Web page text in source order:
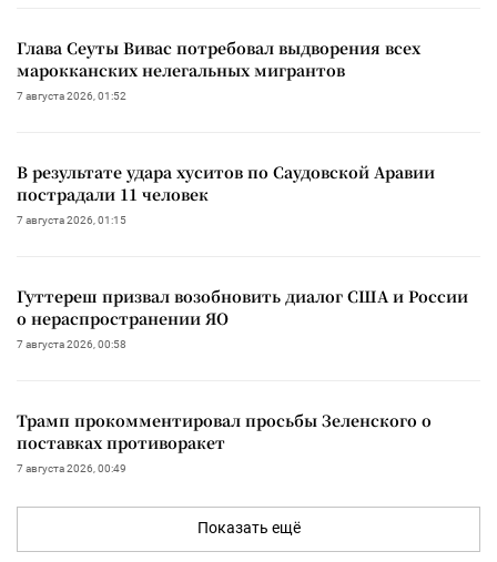
Глава Сеуты Вивас потребовал выдворения всех
марокканских нелегальных мигрантов
7 августа 2026, 01:52
В результате удара хуситов по Саудовской Аравии
пострадали 11 человек
7 августа 2026, 01:15
Гуттереш призвал возобновить диалог США и России
о нераспространении ЯО
7 августа 2026, 00:58
Трамп прокомментировал просьбы Зеленского о
поставках противоракет
7 августа 2026, 00:49
Показать ещё